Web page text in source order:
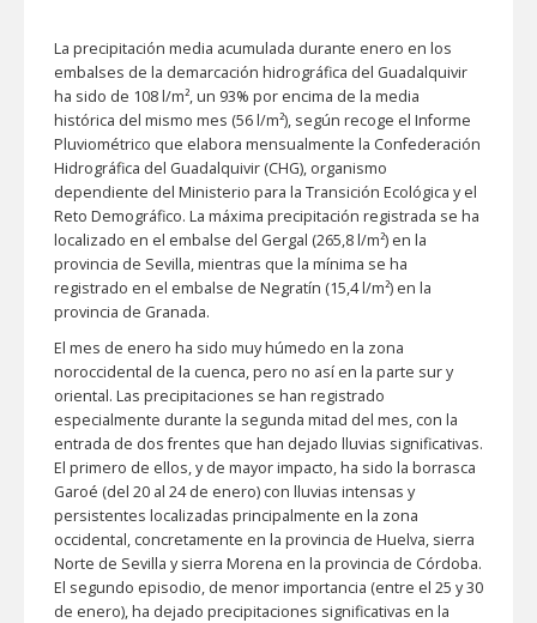
La precipitación media acumulada durante enero en los
embalses de la demarcación hidrográfica del Guadalquivir
ha sido de 108 l/m², un 93% por encima de la media
histórica del mismo mes (56 l/m²), según recoge el Informe
Pluviométrico que elabora mensualmente la Confederación
Hidrográfica del Guadalquivir (CHG), organismo
dependiente del Ministerio para la Transición Ecológica y el
Reto Demográfico. La máxima precipitación registrada se ha
localizado en el embalse del Gergal (265,8 l/m²) en la
provincia de Sevilla, mientras que la mínima se ha
registrado en el embalse de Negratín (15,4 l/m²) en la
provincia de Granada.
El mes de enero ha sido muy húmedo en la zona
noroccidental de la cuenca, pero no así en la parte sur y
oriental. Las precipitaciones se han registrado
especialmente durante la segunda mitad del mes, con la
entrada de dos frentes que han dejado lluvias significativas.
El primero de ellos, y de mayor impacto, ha sido la borrasca
Garoé (del 20 al 24 de enero) con lluvias intensas y
persistentes localizadas principalmente en la zona
occidental, concretamente en la provincia de Huelva, sierra
Norte de Sevilla y sierra Morena en la provincia de Córdoba.
El segundo episodio, de menor importancia (entre el 25 y 30
de enero), ha dejado precipitaciones significativas en la